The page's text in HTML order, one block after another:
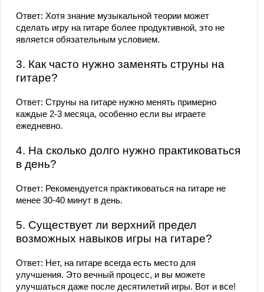
Ответ: Хотя знание музыкальной теории может
сделать игру на гитаре более продуктивной, это не
является обязательным условием.
3. Как часто нужно заменять струны на
гитаре?
Ответ: Струны на гитаре нужно менять примерно
каждые 2-3 месяца, особенно если вы играете
ежедневно.
4. На сколько долго нужно практиковаться
в день?
Ответ: Рекомендуется практиковаться на гитаре не
менее 30-40 минут в день.
5. Существует ли верхний предел
возможных навыков игры на гитаре?
Ответ: Нет, на гитаре всегда есть место для
улучшения. Это вечный процесс, и вы можете
улучшаться даже после десятилетий игры. Вот и все!